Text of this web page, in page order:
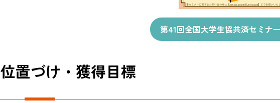
第41回全国大学生協共済セミナ
位置づけ・獲得目標